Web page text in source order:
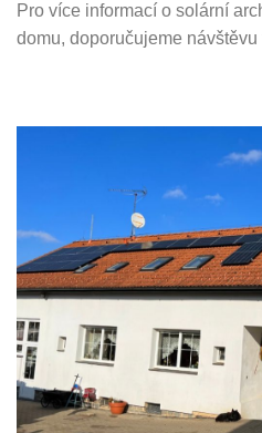
Pro více informací o solární
domu, doporučujeme návštěvu